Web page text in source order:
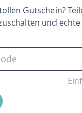
Gutschein?
und